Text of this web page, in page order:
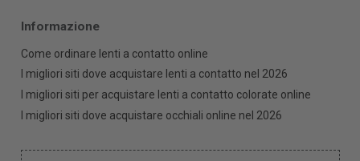
Informazione
Come ordinare lenti a contatto online
I migliori siti dove acquistare lenti a contatto nel 2026
I migliori siti per acquistare lenti a contatto colorate online
I migliori siti dove acquistare occhiali online nel 2026